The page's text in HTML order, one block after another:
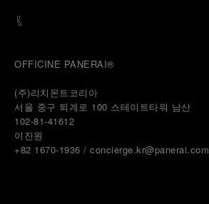
OFFICINE PANERAI®
(주)리치몬트코리아
서울 중구 퇴계로 100 스테이트타워 남산
102-81-41612
이진원
+82 1670-1936 / concierge.kr@panerai.com